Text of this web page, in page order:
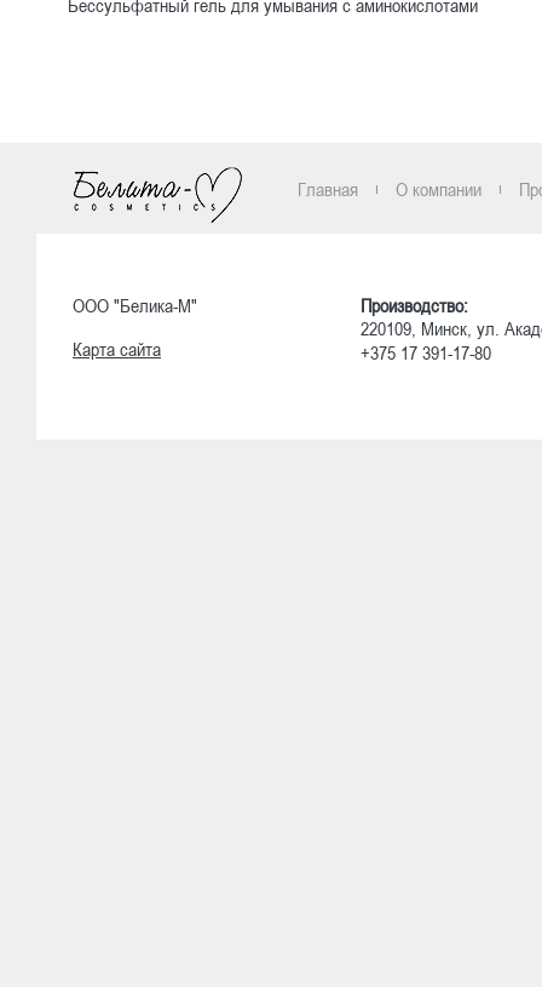
Бессульфатный гель для умывания с аминокислотами
Главная О компании
ООО "Белика-М"
Карта сайта
Производство:
220109, Минск, ул.
+375 17 391-17-80